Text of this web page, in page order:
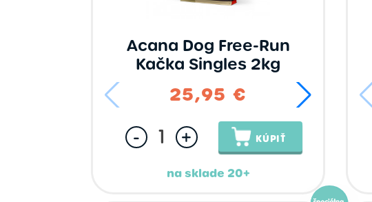
Acana Dog Free-Run
Kačka Singles 2kg
25,95 €
- + KÚPIŤ
na sklade 20+